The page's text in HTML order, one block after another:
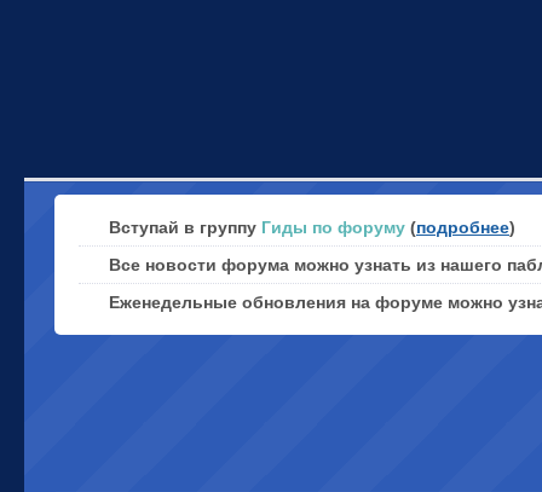
Вступай в группу Гиды по форуму (подробнее)
Все новости форума можно узнать из нашего
Еженедельные обновления на форуме можно